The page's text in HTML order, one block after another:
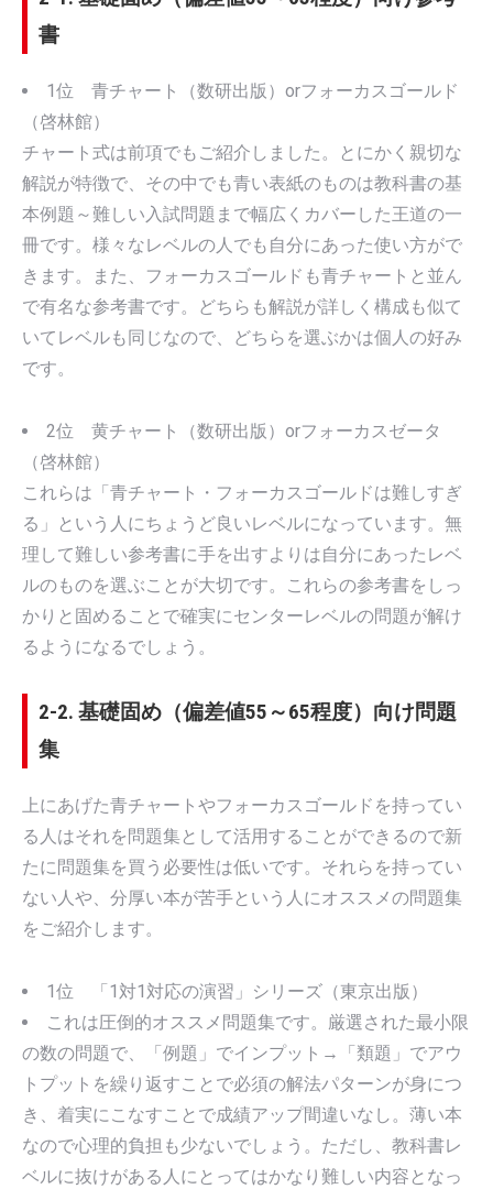
書
1位 青チャート（数研出版）orフォーカスゴールド
（啓林館）
チャート式は前項でもご紹介しました。とにかく親切な
解説が特徴で、その中でも青い表紙のものは教科書の基
本例題～難しい入試問題まで幅広くカバーした王道の一
冊です。様々なレベルの人でも自分にあった使い方がで
きます。また、フォーカスゴールドも青チャートと並ん
で有名な参考書です。どちらも解説が詳しく構成も似て
いてレベルも同じなので、どちらを選ぶかは個人の好み
です。
2位 黄チャート（数研出版）orフォーカスゼータ
（啓林館）
これらは「青チャート・フォーカスゴールドは難しすぎ
る」という人にちょうど良いレベルになっています。無
理して難しい参考書に手を出すよりは自分にあったレベ
ルのものを選ぶことが大切です。これらの参考書をしっ
かりと固めることで確実にセンターレベルの問題が解け
るようになるでしょう。
2-2. 基礎固め（偏差値55～65程度）向け問題
集
上にあげた青チャートやフォーカスゴールドを持ってい
る人はそれを問題集として活用することができるので新
たに問題集を買う必要性は低いです。それらを持ってい
ない人や、分厚い本が苦手という人にオススメの問題集
をご紹介します。
1位 「1対1対応の演習」シリーズ（東京出版）
これは圧倒的オススメ問題集です。厳選された最小限
の数の問題で、「例題」でインプット→「類題」でアウ
トプットを繰り返すことで必須の解法パターンが身につ
き、着実にこなすことで成績アップ間違いなし。薄い本
なので心理的負担も少ないでしょう。ただし、教科書レ
ベルに抜けがある人にとってはかなり難しい内容となっ